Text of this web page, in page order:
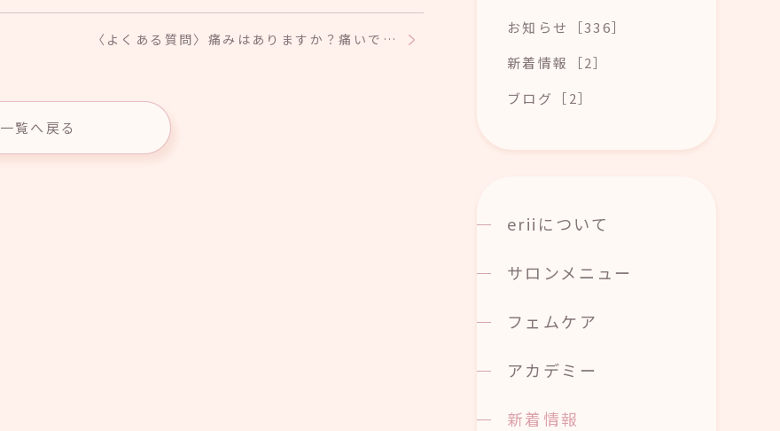
〈よくある質問〉痛みはありますか？痛いで…
一覧へ戻る
お知らせ［336］
新着情報［2］
ブログ［2］
eriiについて
サロンメニュー
フェムケア
アカデミー
新着情報